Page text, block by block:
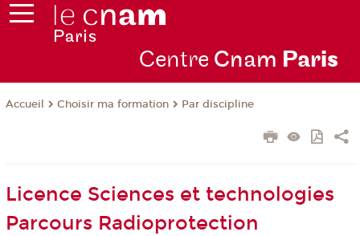
Centre Cnam Paris
Accueil Choisir ma formation Par discipline
Licence Sciences et technologies
Parcours Radioprotection